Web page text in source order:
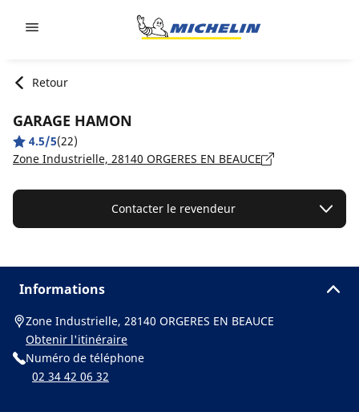
Retour
GARAGE HAMON
4.5/5(22)
Zone Industrielle, 28140 ORGERES EN BEAUCE
Contacter le revendeur
Informations
Zone Industrielle, 28140 ORGERES EN BEAUCE
Obtenir l'itinéraire
Numéro de téléphone
02 34 42 06 32